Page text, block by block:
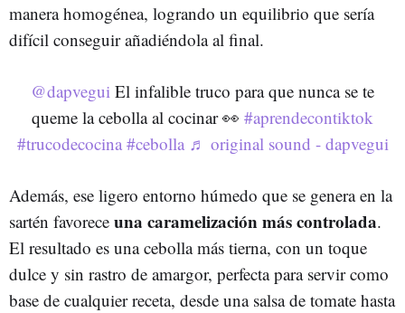
manera homogénea, logrando un equilibrio que sería
difícil conseguir añadiéndola al final.
@dapvegui El infalible truco para que nunca se te
queme la cebolla al cocinar 👀 #aprendecontiktok
#trucodecocina #cebolla ♬ original sound - dapvegui
Además, ese ligero entorno húmedo que se genera en la
sartén favorece una caramelización más controlada.
El resultado es una cebolla más tierna, con un toque
dulce y sin rastro de amargor, perfecta para servir como
base de cualquier receta, desde una salsa de tomate hasta